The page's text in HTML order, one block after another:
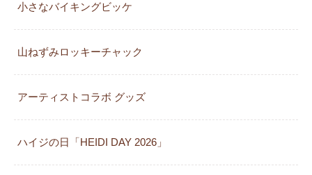
小さなバイキングビッケ
山ねずみロッキーチャック
アーティストコラボ グッズ
ハイジの日「HEIDI DAY 2026」